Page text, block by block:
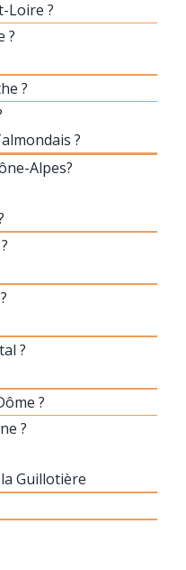
Loire ?
?
?
?
Alpes?
?
?
?
Guillotière